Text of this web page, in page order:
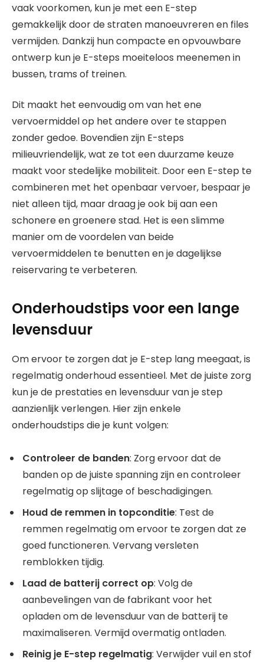
vaak voorkomen, kun je met een E-step
gemakkelijk door de straten manoeuvreren en files
vermijden. Dankzij hun compacte en opvouwbare
ontwerp kun je E-steps moeiteloos meenemen in
bussen, trams of treinen.
Dit maakt het eenvoudig om van het ene
vervoermiddel op het andere over te stappen
zonder gedoe. Bovendien zijn E-steps
milieuvriendelijk, wat ze tot een duurzame keuze
maakt voor stedelijke mobiliteit. Door een E-step te
combineren met het openbaar vervoer, bespaar je
niet alleen tijd, maar draag je ook bij aan een
schonere en groenere stad. Het is een slimme
manier om de voordelen van beide
vervoermiddelen te benutten en je dagelijkse
reiservaring te verbeteren.
Onderhoudstips voor een lange
levensduur
Om ervoor te zorgen dat je E-step lang meegaat, is
regelmatig onderhoud essentieel. Met de juiste zorg
kun je de prestaties en levensduur van je step
aanzienlijk verlengen. Hier zijn enkele
onderhoudstips die je kunt volgen:
Controleer de banden: Zorg ervoor dat de
banden op de juiste spanning zijn en controleer
regelmatig op slijtage of beschadigingen.
Houd de remmen in topconditie: Test de
remmen regelmatig om ervoor te zorgen dat ze
goed functioneren. Vervang versleten
remblokken tijdig.
Laad de batterij correct op: Volg de
aanbevelingen van de fabrikant voor het
opladen om de levensduur van de batterij te
maximaliseren. Vermijd overmatig ontladen.
Reinig je E-step regelmatig: Verwijder vuil en stof